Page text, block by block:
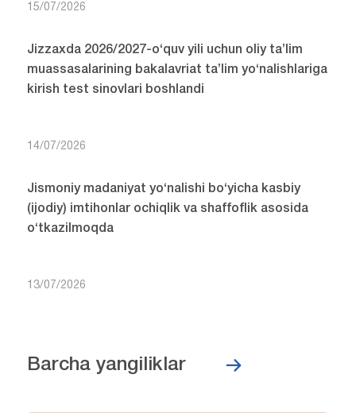
15/07/2026
Jizzaxda 2026/2027-o‘quv yili uchun oliy ta’lim
muassasalarining bakalavriat ta’lim yo‘nalishlariga
kirish test sinovlari boshlandi
14/07/2026
Jismoniy madaniyat yo‘nalishi bo‘yicha kasbiy
(ijodiy) imtihonlar ochiqlik va shaffoflik asosida
o‘tkazilmoqda
13/07/2026
Barcha yangiliklar